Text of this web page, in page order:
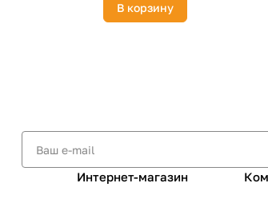
В корзину
Интернет-магазин